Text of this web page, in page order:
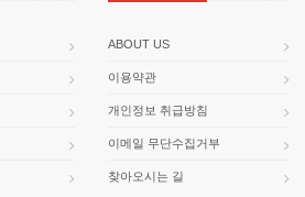
ABOUT US
이용약관
개인정보 취급방침
이메일 무단수집거부
찾아오시는 길